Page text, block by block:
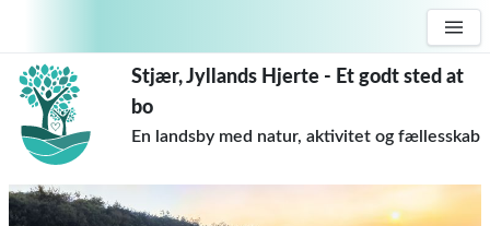
Stjær, Jyllands Hjerte - Et godt sted at
bo
En landsby med natur, aktivitet og fællesskab